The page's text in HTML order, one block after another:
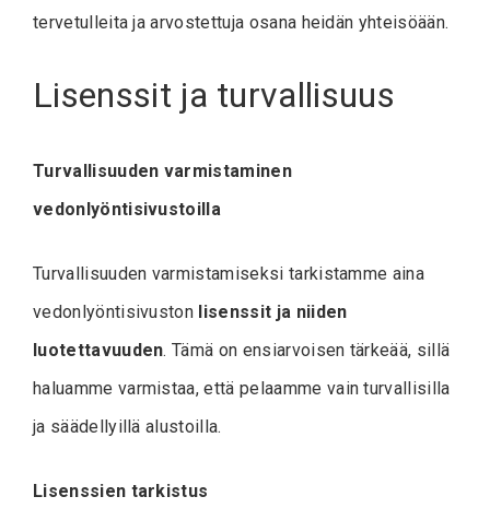
tervetulleita ja arvostettuja osana heidän yhteisöään.
Lisenssit ja turvallisuus
Turvallisuuden varmistaminen
vedonlyöntisivustoilla
Turvallisuuden varmistamiseksi tarkistamme aina
vedonlyöntisivuston lisenssit ja niiden
luotettavuuden. Tämä on ensiarvoisen tärkeää, sillä
haluamme varmistaa, että pelaamme vain turvallisilla
ja säädellyillä alustoilla.
Lisenssien tarkistus